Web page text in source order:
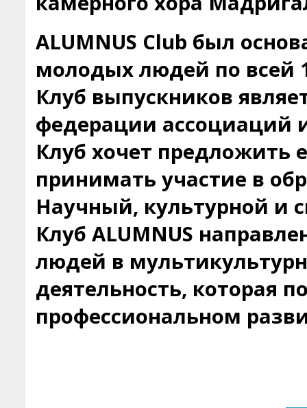
ALUMNUS Club был
молодых людей по всей
Клуб выпускников
федерации ассоциаций
Клуб хочет предложить
принимать участие в
Научный, культурной и
Клуб ALUMNUS
людей в
деятельность, которая
профессиональном